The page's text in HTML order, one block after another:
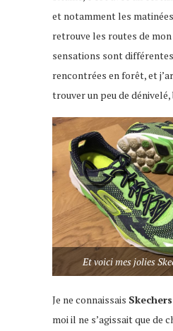
et notamment les
retrouve les routes de
sensations sont
rencontrées en forêt, et
trouver un peu de dénivelé,
Et voici mes jolies
Je ne connaissais Skechers
moi il ne s’agissait que de